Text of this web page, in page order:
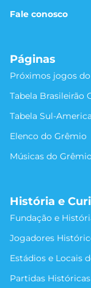
Fale conosco
Páginas
Próximos jogos
Tabela Brasileirão
Tabela Sul-
Elenco do Grêmio
Músicas do Grêmio
História e
Fundação e
Jogadores
Estádios e Locais
Partidas Históricas